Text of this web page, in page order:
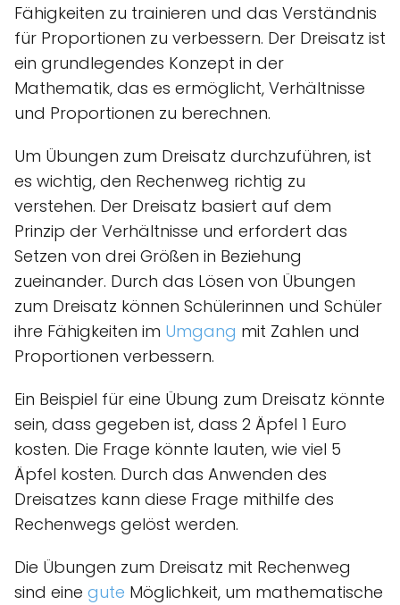
Fähigkeiten zu trainieren und das Verständnis
für Proportionen zu verbessern. Der Dreisatz ist
ein grundlegendes Konzept in der
Mathematik, das es ermöglicht, Verhältnisse
und Proportionen zu berechnen.
Um Übungen zum Dreisatz durchzuführen, ist
es wichtig, den Rechenweg richtig zu
verstehen. Der Dreisatz basiert auf dem
Prinzip der Verhältnisse und erfordert das
Setzen von drei Größen in Beziehung
zueinander. Durch das Lösen von Übungen
zum Dreisatz können Schülerinnen und Schüler
ihre Fähigkeiten im Umgang mit Zahlen und
Proportionen verbessern.
Ein Beispiel für eine Übung zum Dreisatz könnte
sein, dass gegeben ist, dass 2 Äpfel 1 Euro
kosten. Die Frage könnte lauten, wie viel 5
Äpfel kosten. Durch das Anwenden des
Dreisatzes kann diese Frage mithilfe des
Rechenwegs gelöst werden.
Die Übungen zum Dreisatz mit Rechenweg
sind eine gute Möglichkeit, um mathematische